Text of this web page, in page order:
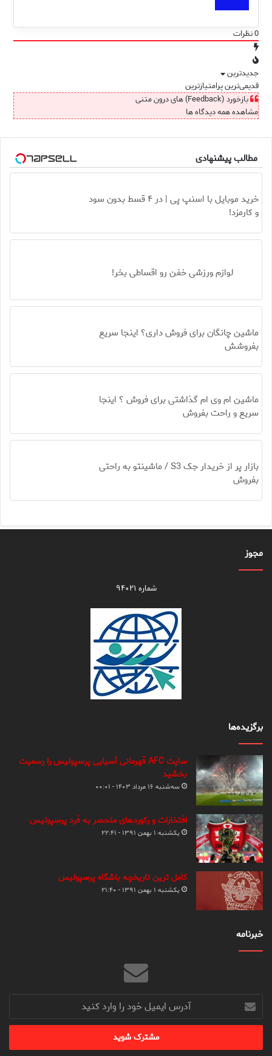
0نظرات
جدیدترین
قدیمی‌ترینپرامتیازترین
بازخورد (Feedback) های درون متنی
مشاهده همه دیدگاه ها
مطالب پیشنهادی
خرید موبایل با اسنپ پی | در ۴ قسط بدون سود
و کارمزد!
لوازم ورزشی خفن رو اقساطی بخر!
ماشین چانگان برای فروش داری؟ اینجا سریع
بفروشش
ماشین ام وی ام گذاشتی برای فروش ؟ اینجا
سریع و راحت بفروش
بازار پر از خریدار جک S3 / ماشینتو به راحتی
بفروش
مجوز
شماره ۹۴۰۲۱
برگزیده‌ها
سایت AFC قهرمانی آسیایی پرسپولیس را رسمیت
بخشید
سه‌شنبه ۱۶ مرداد ۱۴۰۳ - ۰۰:۰۱
افتخارات و رکوردهای منحصر به فرد پرسپولیس
یکشنبه ۱ بهمن ۱۳۹۱ - ۲۲:۴۱
کامل ترین تاریخچه باشگاه پرسپولیس
یکشنبه ۱ بهمن ۱۳۹۱ - ۲۱:۴۰
خبرنامه
آدرس
ایمیل
خود
وارد